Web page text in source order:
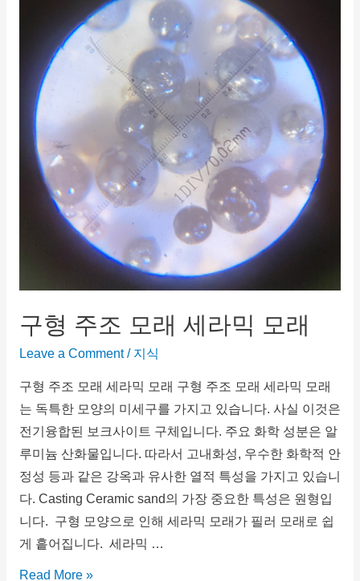
구형 주조 모래 세라믹 모래
Leave a Comment / 지식
구형 주조 모래 세라믹 모래 구형 주조 모래 세라믹 모래
는 독특한 모양의 미세구를 가지고 있습니다. 사실 이것은
전기융합된 보크사이트 구체입니다. 주요 화학 성분은 알
루미늄 산화물입니다. 따라서 고내화성, 우수한 화학적 안
정성 등과 같은 강옥과 유사한 열적 특성을 가지고 있습니
다. Casting Ceramic sand의 가장 중요한 특성은 원형입
니다. 구형 모양으로 인해 세라믹 모래가 필러 모래로 쉽
게 흩어집니다. 세라믹 …
Read More »